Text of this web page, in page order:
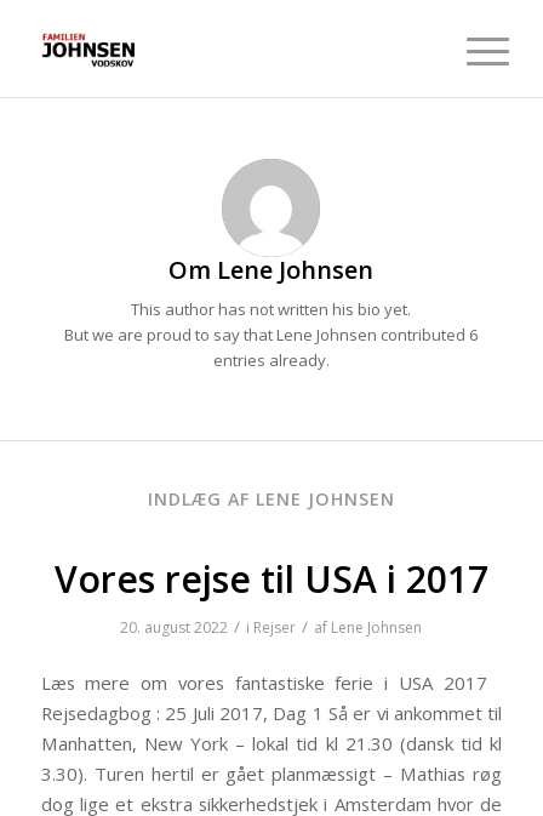
Om Lene Johnsen
This author has not written his bio yet.
But we are proud to say that Lene Johnsen contributed 6
entries already.
INDLÆG AF LENE JOHNSEN
Vores rejse til USA i 2017
20. august 2022 / i Rejser / af Lene Johnsen
Læs mere om vores fantastiske ferie i USA 2017
Rejsedagbog : 25 Juli 2017, Dag 1 Så er vi ankommet til
Manhatten, New York – lokal tid kl 21.30 (dansk tid kl
3.30). Turen hertil er gået planmæssigt – Mathias røg
dog lige et ekstra sikkerhedstjek i Amsterdam hvor de